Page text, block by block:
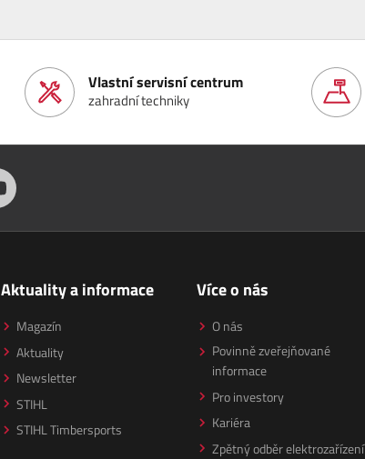
Vlastní servisní centrum
zahradní techniky
Aktuality a informace
Magazín
Aktuality
Newsletter
STIHL
STIHL Timbersports
Více o nás
O nás
Povinně zveřejňované
informace
Pro investory
Kariéra
Zpětný odběr elektrozařízení